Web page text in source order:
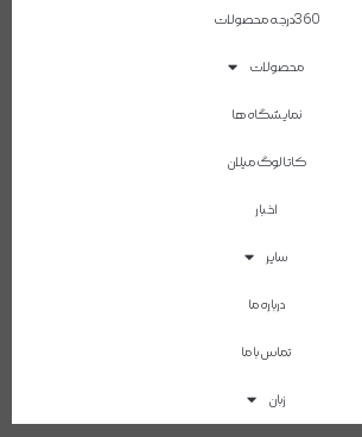
360درجه محصولات
محصولات
نمایشگاه ها
کاتالوگ میلان
اخبار
سایر
درباره ما
تماس با ما
زبان